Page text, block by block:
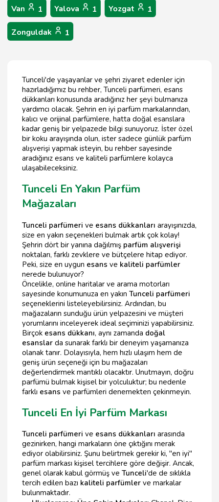
Van 1 Yalova 1 Yozgat 1
Zonguldak 1
Tunceli'de yaşayanlar ve şehri ziyaret edenler için
hazırladığımız bu rehber, Tunceli parfümeri, esans
dükkanları konusunda aradığınız her şeyi bulmanıza
yardımcı olacak. Şehrin en iyi parfüm markalarından,
kalıcı ve orijinal parfümlere, hatta doğal esanslara
kadar geniş bir yelpazede bilgi sunuyoruz. İster özel
bir koku arayışında olun, ister sadece günlük parfüm
alışverişi yapmak isteyin, bu rehber sayesinde
aradığınız esans ve kaliteli parfümlere kolayca
ulaşabileceksiniz.
Tunceli En Yakın Parfüm
Mağazaları
Tunceli parfümeri ve esans dükkanları arayışınızda,
size en yakın seçenekleri bulmak artık çok kolay!
Şehrin dört bir yanına dağılmış parfüm alışverişi
noktaları, farklı zevklere ve bütçelere hitap ediyor.
Peki, size en uygun esans ve kaliteli parfümler
nerede bulunuyor?
Öncelikle, online haritalar ve arama motorları
sayesinde konumunuza en yakın Tunceli parfümeri
seçeneklerini listeleyebilirsiniz. Ardından, bu
mağazaların sunduğu ürün yelpazesini ve müşteri
yorumlarını inceleyerek ideal seçiminizi yapabilirsiniz.
Birçok esans dükkanı, aynı zamanda doğal
esanslar da sunarak farklı bir deneyim yaşamanıza
olanak tanır. Dolayısıyla, hem hızlı ulaşım hem de
geniş ürün seçeneği için bu mağazaları
değerlendirmek mantıklı olacaktır. Unutmayın, doğru
parfümü bulmak kişisel bir yolculuktur; bu nedenle
farklı esans ve parfümleri denemekten çekinmeyin.
Tunceli En İyi Parfüm Markası
Tunceli parfümeri ve esans dükkanları arasında
gezinirken, hangi markaların öne çıktığını merak
ediyor olabilirsiniz. Şunu belirtmek gerekir ki, "en iyi"
parfüm markası kişisel tercihlere göre değişir. Ancak,
genel olarak kabul görmüş ve Tunceli'de de sıklıkla
tercih edilen bazı kaliteli parfümler ve markalar
bulunmaktadır.